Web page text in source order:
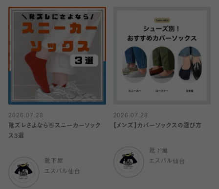
2026.07.28
靴ズレさよなら👋スニーカーソック
ス3選
靴下屋
エスパル仙台
2026.07.28
【メンズ】カバーソックスの選び方
靴下屋
エスパル仙台